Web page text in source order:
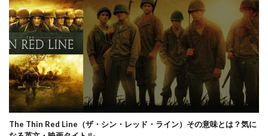
The Thin Red Line（ザ・シン・レッド・ライン）その意味とは？気に